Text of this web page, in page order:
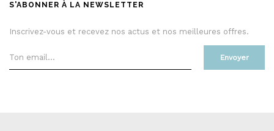
S'ABONNER À LA NEWSLETTER
Inscrivez-vous et recevez nos actus et nos meilleures offres.
Envoyer